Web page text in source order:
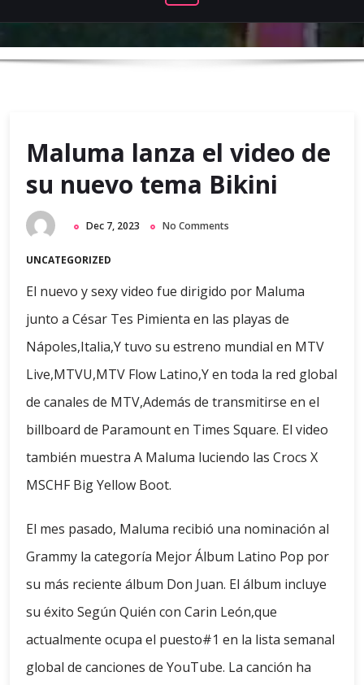
Maluma lanza el video de
su nuevo tema Bikini
Dec 7, 2023 No Comments
UNCATEGORIZED
El nuevo y sexy video fue dirigido por Maluma
junto a César Tes Pimienta en las playas de
Nápoles,Italia,Y tuvo su estreno mundial en MTV
Live,MTVU,MTV Flow Latino,Y en toda la red global
de canales de MTV,Además de transmitirse en el
billboard de Paramount en Times Square. El video
también muestra A Maluma luciendo las Crocs X
MSCHF Big Yellow Boot.
El mes pasado, Maluma recibió una nominación al
Grammy la categoría Mejor Álbum Latino Pop por
su más reciente álbum Don Juan. El álbum incluye
su éxito Según Quién con Carin León,que
actualmente ocupa el puesto#1 en la lista semanal
global de canciones de YouTube. La canción ha